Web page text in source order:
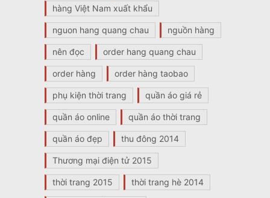
hàng Việt Nam xuất khẩu
nguon hang quang chau nguồn hàng
nên đọc order hang quang chau
order hàng order hàng taobao
phụ kiện thời trang quần áo giá rẻ
quần áo online quần áo thời trang
quần áo đẹp thu đông 2014
Thương mại điện tử 2015
thời trang 2015 thời trang hè 2014